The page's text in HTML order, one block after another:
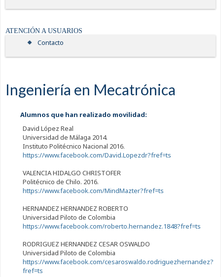
ATENCIÓN A USUARIOS
Contacto
Ingeniería en Mecatrónica
Alumnos que han realizado movilidad:
David López Real
Universidad de Málaga 2014.
Instituto Politécnico Nacional 2016.
https://www.facebook.com/David.Lopezdr?fref=ts
VALENCIA HIDALGO CHRISTOFER
Politécnico de Chilo. 2016.
https://www.facebook.com/MindMazter?fref=ts
HERNANDEZ HERNANDEZ ROBERTO
Universidad Piloto de Colombia
https://www.facebook.com/roberto.hernandez.1848?fref=ts
RODRIGUEZ HERNANDEZ CESAR OSWALDO
Universidad Piloto de Colombia
https://www.facebook.com/cesaroswaldo.rodriguezhernandez?
fref=ts